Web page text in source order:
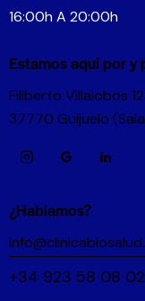
16:00h A 20:00h
Estamos aquí por y
Filiberto Villalobos
37770 Guijuelo
¿Hablamos?
+34 923 58 08 02